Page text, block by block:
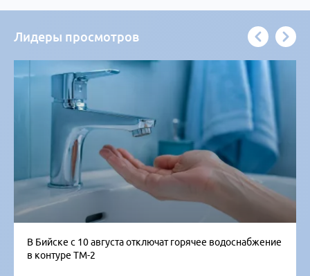
Лидеры просмотров
В Бийске с 10 августа отключат горячее водоснабжение
в контуре ТМ-2